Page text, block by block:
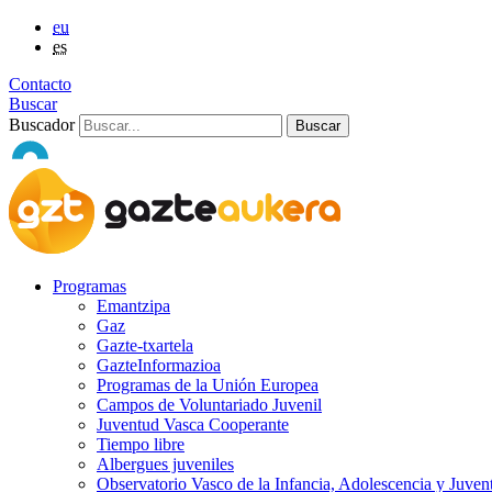
eu
es
Contacto
Buscar
Buscador
Programas
Emantzipa
Gaz
Gazte-txartela
GazteInformazioa
Programas de la Unión Europea
Campos de Voluntariado Juvenil
Juventud Vasca Cooperante
Tiempo libre
Albergues juveniles
Observatorio Vasco de la Infancia, Adolescencia y